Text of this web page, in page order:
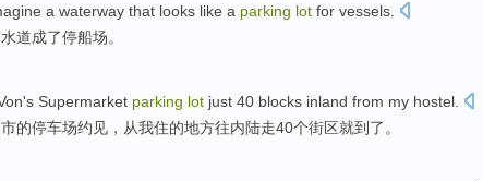
a waterway that looks like a parking lot for vessels
水道成了停船场。
's Supermarket parking lot just 40 blocks inland from my hostel.
的停车场约见， 从我住的地方往内陆走40个街区就到了。